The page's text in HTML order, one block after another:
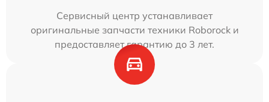
Сервисный центр устанавливает
оригинальные запчасти техники Roborock и
предоставляет гарантию до 3 лет.